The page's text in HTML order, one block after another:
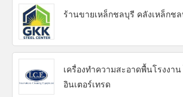
ร้านขายเหล็กชลบุรี คลังเหล็กช
เครื่องทำความสะอาดพื้นโรงงา
อินเตอร์เทรด